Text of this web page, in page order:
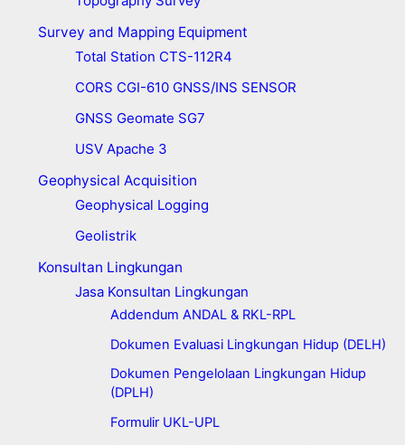
Survey and Mapping Equipment
Total Station CTS-112R4
CORS CGI-610 GNSS/INS SENSOR
GNSS Geomate SG7
USV Apache 3
Geophysical Acquisition
Geophysical Logging
Geolistrik
Konsultan Lingkungan
Jasa Konsultan Lingkungan
Addendum ANDAL & RKL-RPL
Dokumen Evaluasi Lingkungan Hidup (DELH)
Dokumen Pengelolaan Lingkungan Hidup
(DPLH)
Formulir UKL-UPL